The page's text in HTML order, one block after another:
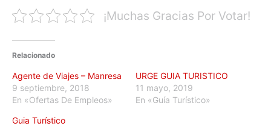
¡Muchas Gracias Por Votar!
Relacionado
Agente de Viajes – Manresa
9 septiembre, 2018
En «Ofertas De Empleos»
URGE GUIA TURISTICO
11 mayo, 2019
En «Guía Turístico»
Guia Turístico